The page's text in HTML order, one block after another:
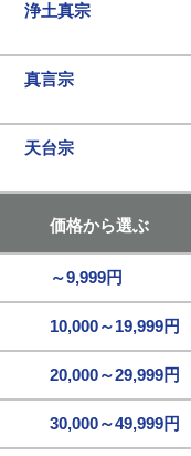
浄土真宗
真言宗
天台宗
価格から選ぶ
～9,999円
10,000～19,999円
20,000～29,999円
30,000～49,999円